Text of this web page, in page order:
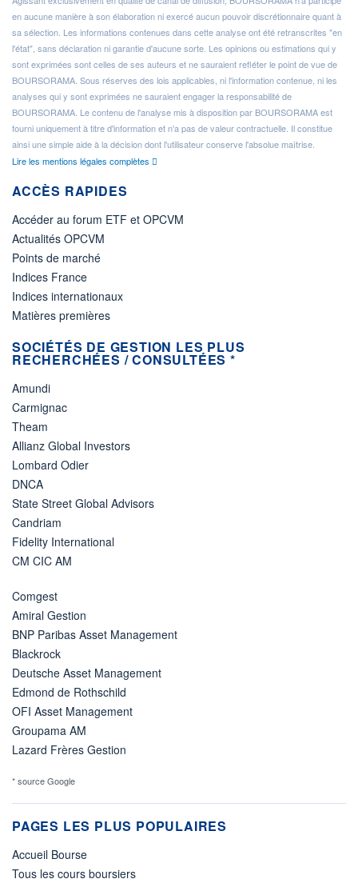
en aucune manière à son élaboration ni exercé aucun pouvoir discrétionnaire quant à
sa sélection. Les informations contenues dans cette analyse ont été retranscrites "en
l'état", sans déclaration ni garantie d'aucune sorte. Les opinions ou estimations qui y
sont exprimées sont celles de ses auteurs et ne sauraient refléter le point de vue de
BOURSORAMA. Sous réserves des lois applicables, ni l'information contenue, ni les
analyses qui y sont exprimées ne sauraient engager la responsabilité de
BOURSORAMA. Le contenu de l'analyse mis à disposition par BOURSORAMA est
fourni uniquement à titre d'information et n'a pas de valeur contractuelle. Il constitue
ainsi une simple aide à la décision dont l'utilisateur conserve l'absolue maîtrise.
Lire les mentions légales complètes
ACCÈS RAPIDES
Accéder au forum ETF et OPCVM
Actualités OPCVM
Points de marché
Indices France
Indices internationaux
Matières premières
SOCIÉTÉS DE GESTION LES PLUS
RECHERCHÉES / CONSULTÉES *
Amundi
Carmignac
Theam
Allianz Global Investors
Lombard Odier
DNCA
State Street Global Advisors
Candriam
Fidelity International
CM CIC AM
Comgest
Amiral Gestion
BNP Paribas Asset Management
Blackrock
Deutsche Asset Management
Edmond de Rothschild
OFI Asset Management
Groupama AM
Lazard Frères Gestion
* source Google
PAGES LES PLUS POPULAIRES
Accueil Bourse
Tous les cours boursiers